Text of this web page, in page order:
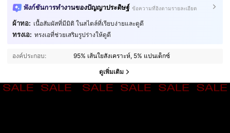
ฟังก์ชันการทำงานของปัญญาประดิษฐ์ ข้อความที่อิงตามรายละเอียด
ผ้าทอ: เนื้อสัมผัสที่มีมิติ ในสไตล์ที่เรียบง่ายและดูดี
ทรงเอ: ทรงเอที่ช่วยเสริมรูปร่างให้ดูดี
องค์ประกอบ: 95% เส้นใยสังเคราะห์, 5% แปนเด็กซ์
ดูเพิ่มเติม